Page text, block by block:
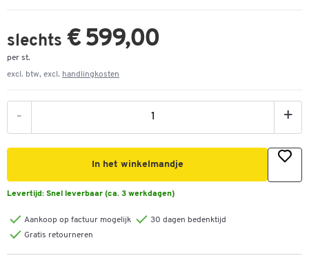
slechts € 599,00
per st.
excl. btw, excl. handlingkosten
- +
In het winkelmandje
Levertijd: Snel leverbaar (ca. 3 werkdagen)
Aankoop op factuur mogelijk
30 dagen bedenktijd
Gratis retourneren